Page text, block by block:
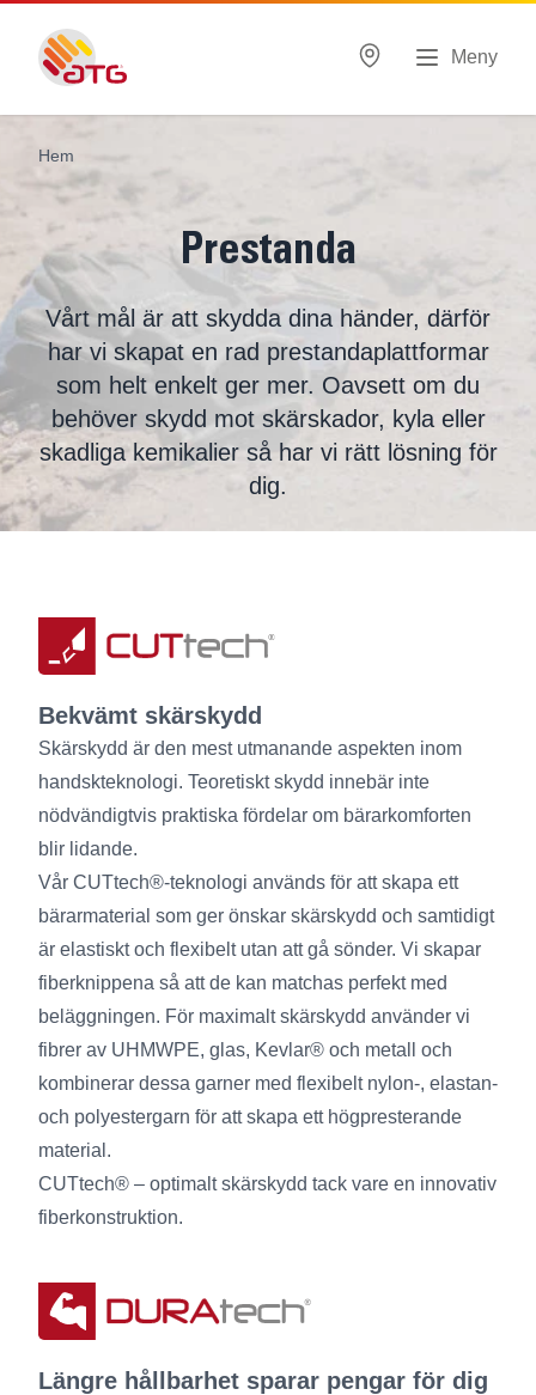
Meny
Hem
Prestanda
Vårt mål är att skydda dina händer, därför
har vi skapat en rad prestandaplattformar
som helt enkelt ger mer. Oavsett om du
behöver skydd mot skärskador, kyla eller
skadliga kemikalier så har vi rätt lösning för
dig.
Bekvämt skärskydd
Skärskydd är den mest utmanande aspekten inom
handskteknologi. Teoretiskt skydd innebär inte
nödvändigtvis praktiska fördelar om bärarkomforten
blir lidande.
Vår CUTtech®-teknologi används för att skapa ett
bärarmaterial som ger önskar skärskydd och samtidigt
är elastiskt och flexibelt utan att gå sönder. Vi skapar
fiberknippena så att de kan matchas perfekt med
beläggningen. För maximalt skärskydd använder vi
fibrer av UHMWPE, glas, Kevlar® och metall och
kombinerar dessa garner med flexibelt nylon-, elastan-
och polyestergarn för att skapa ett högpresterande
material.
CUTtech® – optimalt skärskydd tack vare en innovativ
fiberkonstruktion.
Längre hållbarhet sparar pengar för dig